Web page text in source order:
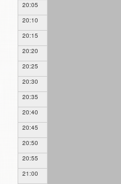
20:05
20:10
20:15
20:20
20:25
20:30
20:35
20:40
20:45
20:50
20:55
21:00